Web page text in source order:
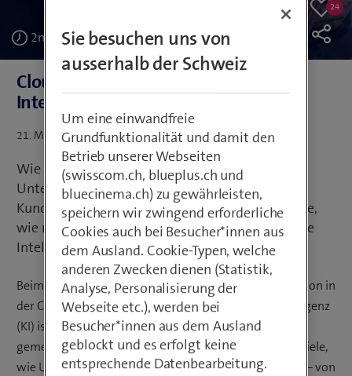
Like
24
24
likes
2min
Cloud, Copilot und Co: Künstliche
Intelligenz in der Praxis
Veröffentlicht
21. Mai 2025 Text: Cristina Zanetti | Medien: Swisscom
Wie gelingt der produktive Einsatz von KI in
Unternehmen? Swisscom zeigte an einem
Kundenevent in Zürich anhand aktueller Projekte,
wie moderne Cloud-Technologien und künstliche
Intelligenz zusammenwirken.
Beim Kundenevent «Künstliche Intelligenz für Innovation in
der Cloud» in Zürich wurde deutlich: Künstliche Intelligenz
(KI) ist mehr als ein Hype. Swisscom präsentierte
gemeinsam mit Partnern konkrete Anwendungsbeispiele,
wie Unternehmen KI gewinnbringend nutzen können – von
Sie besuchen uns von
ausserhalb der Schweiz
Um eine einwandfreie
Grundfunktionalität und damit den
Betrieb unserer Webseiten
(swisscom.ch, blueplus.ch und
bluecinema.ch) zu gewährleisten,
speichern wir zwingend erforderliche
Cookies auch bei Besucher*innen aus
dem Ausland. Cookie-Typen, welche
anderen Zwecken dienen (Statistik,
Analyse, Personalisierung der
Webseite etc.), werden bei
Besucher*innen aus dem Ausland
geblockt und es erfolgt keine
entsprechende Datenbearbeitung.